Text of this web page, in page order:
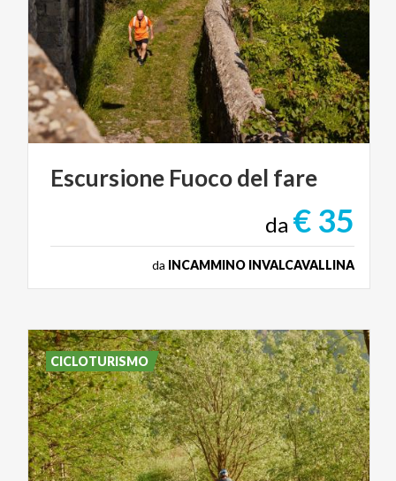
Escursione Fuocodel fare
da € 35
da INCAMMINO INVALCAVALLINA
CICLOTURISMO